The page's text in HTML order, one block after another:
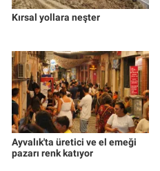
Kırsal yollara neşter
Ayvalık'ta üretici ve el emeği
pazarı renk katıyor